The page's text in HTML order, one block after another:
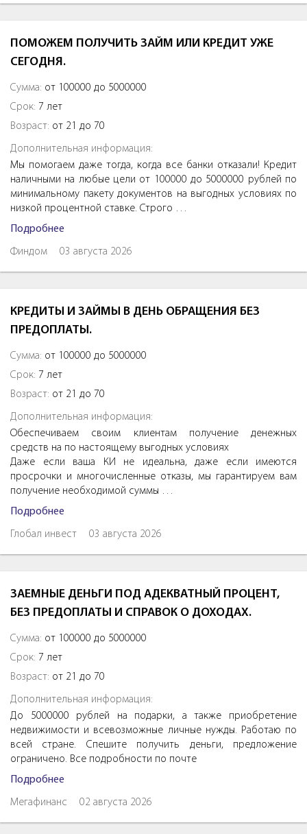
ПОМОЖЕМ ПОЛУЧИТЬ ЗАЙМ ИЛИ КРЕДИТ УЖЕ
СЕГОДНЯ.
Сумма: от 100000 до 5000000
Срок: 7 лет
Возраст: от 21 до 70
Дополнительная информация:
Мы помогаем даже тогда, когда все банки отказали! Кредит
наличными на любые цели от 100000 до 5000000 рублей по
минимальному пакету документов на выгодных условиях по
низкой процентной ставке. Строго …
Подробнее
Финдом 03 августа 2026
КРЕДИТЫ И ЗАЙМЫ В ДЕНЬ ОБРАЩЕНИЯ БЕЗ
ПРЕДОПЛАТЫ.
Сумма: от 100000 до 5000000
Срок: 7 лет
Возраст: от 21 до 70
Дополнительная информация:
Обеспечиваем своим клиентам получение денежных
средств на по настоящему выгодных условиях
Даже если ваша КИ не идеальна, даже если имеются
просрочки и многочисленные отказы, мы гарантируем вам
получение необходимой суммы …
Подробнее
Глобал инвест 03 августа 2026
ЗАЕМНЫЕ ДЕНЬГИ ПОД АДЕКВАТНЫЙ ПРОЦЕНТ,
БЕЗ ПРЕДОПЛАТЫ И СПРАВОК О ДОХОДАХ.
Сумма: от 100000 до 5000000
Срок: 7 лет
Возраст: от 21 до 70
Дополнительная информация:
До 5000000 рублей на подарки, а также приобретение
недвижимости и всевозможные личные нужды. Работаю по
всей стране. Спешите получить деньги, предложение
ограничено. Все подробности по почте
Подробнее
Мегафинанс 02 августа 2026